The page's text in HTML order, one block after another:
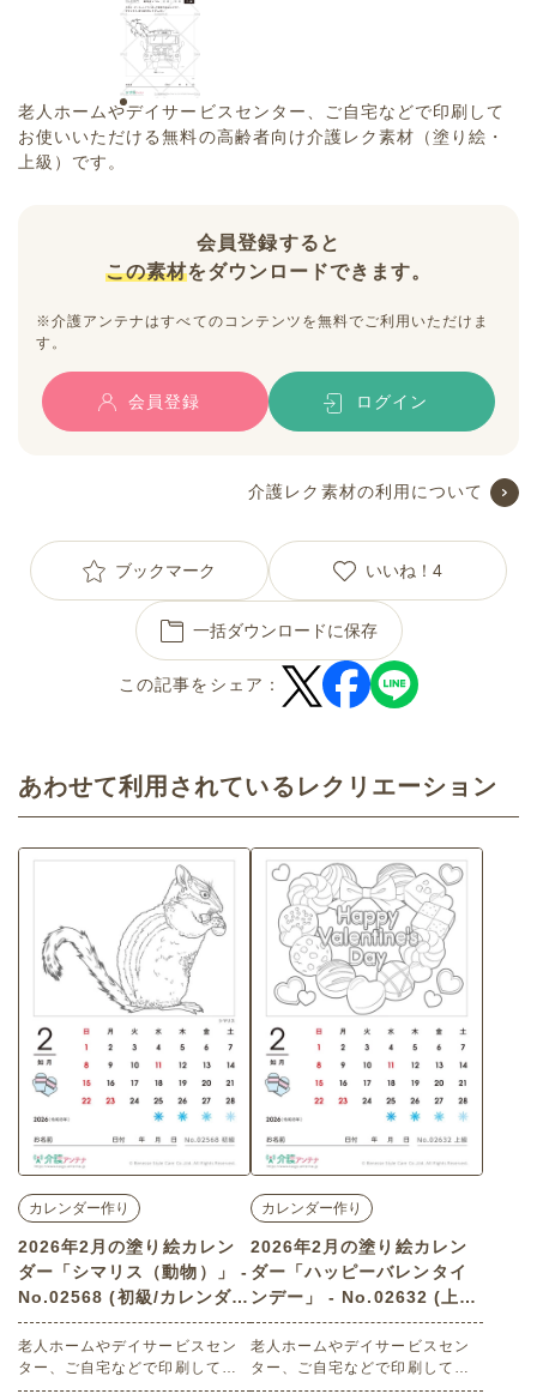
老人ホームやデイサービスセンター、ご自宅などで印刷して
お使いいただける無料の高齢者向け介護レク素材（塗り絵・
上級）です。
会員登録すると
この素材をダウンロードできます。
※介護アンテナはすべてのコンテンツを無料でご利用いただけま
す。
会員登録 ログイン
介護レク素材の利用について
ブックマーク いいね！ 4
一括ダウンロードに保存
この記事をシェア：
あわせて利用されているレクリエーション
カレンダー作り
2026年2月の塗り絵カレン
ダー「シマリス（動物）」 -
No.02568 (初級/カレンダー
作りの介護レク素材)
老人ホームやデイサービスセン
ター、ご自宅などで印刷してお
使いいただける無料の高齢者向
カレンダー作り
2026年2月の塗り絵カレン
ダー「ハッピーバレンタイ
ンデー」 - No.02632 (上級/
カレンダー作りの介護レク
素材)
老人ホームやデイサービスセン
ター、ご自宅などで印刷してお
使いいただける無料の高齢者向